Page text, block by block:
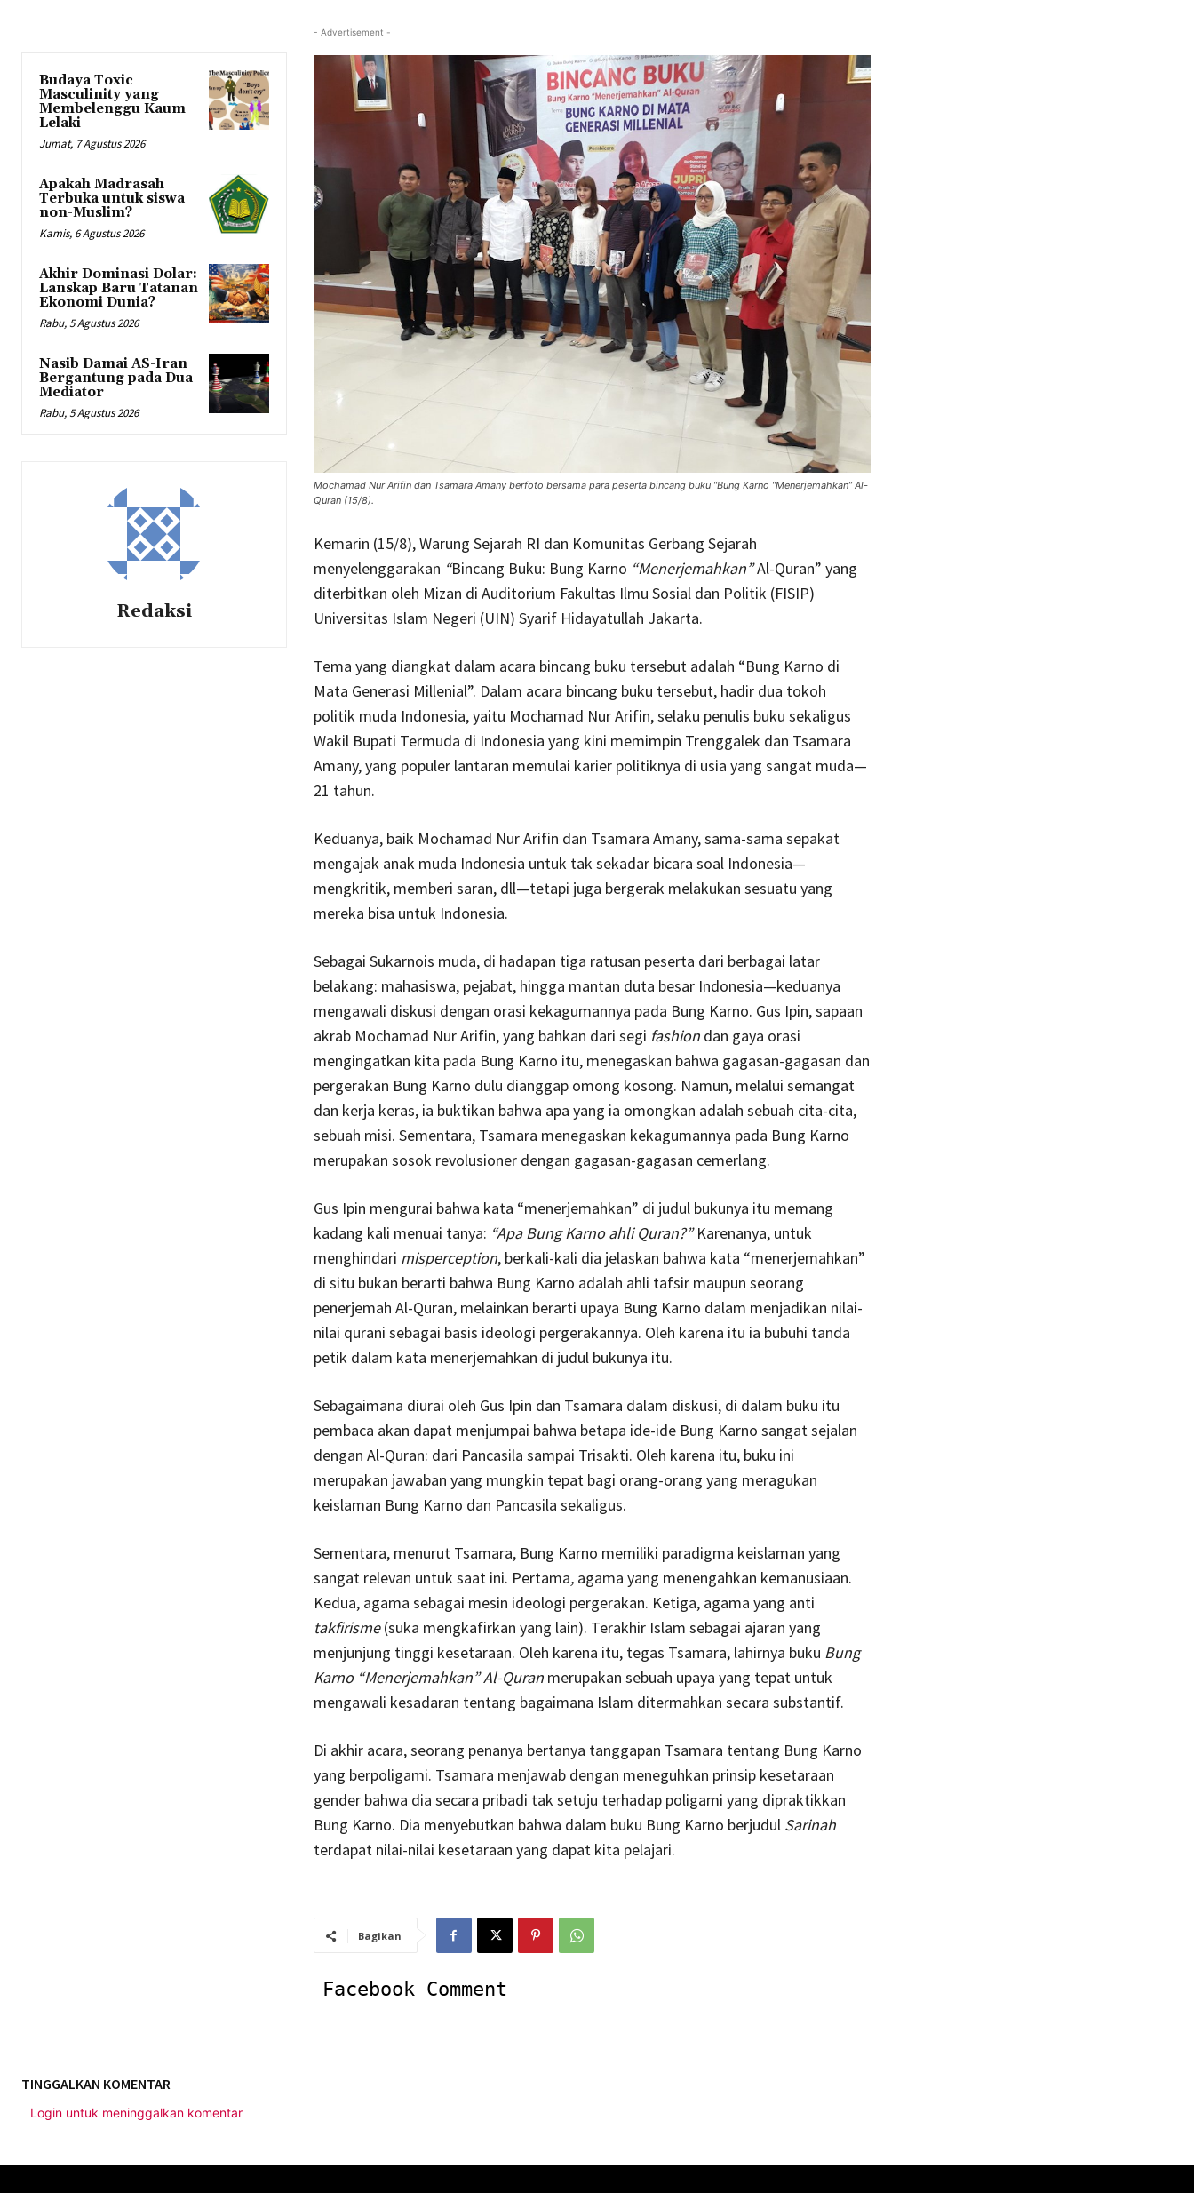
Budaya Toxic
Masculinity yang
Membelenggu Kaum
Lelaki
Jumat, 7 Agustus 2026
Apakah Madrasah
Terbuka untuk siswa
non-Muslim?
Kamis, 6 Agustus 2026
Akhir Dominasi Dolar:
Lanskap Baru Tatanan
Ekonomi Dunia?
Rabu, 5 Agustus 2026
Nasib Damai AS-Iran
Bergantung pada Dua
Mediator
Rabu, 5 Agustus 2026
Redaksi
- Advertisement -
Mochamad Nur Arifin dan Tsamara Amany berfoto bersama para peserta bincang buku “Bung Karno “Menerjemahkan” Al-
Quran (15/8).
Kemarin (15/8), Warung Sejarah RI dan Komunitas Gerbang Sejarah
menyelenggarakan “Bincang Buku: Bung Karno “Menerjemahkan”Al-Quran” yang
diterbitkan oleh Mizan di Auditorium Fakultas Ilmu Sosial dan Politik (FISIP)
Universitas Islam Negeri (UIN) Syarif Hidayatullah Jakarta.
Tema yang diangkat dalam acara bincang buku tersebut adalah “Bung Karno di
Mata Generasi Millenial”. Dalam acara bincang buku tersebut, hadir dua tokoh
politik muda Indonesia, yaitu Mochamad Nur Arifin, selaku penulis buku sekaligus
Wakil Bupati Termuda di Indonesia yang kini memimpin Trenggalek dan Tsamara
Amany, yang populer lantaran memulai karier politiknya di usia yang sangat muda—
21 tahun.
Keduanya, baik Mochamad Nur Arifin dan Tsamara Amany, sama-sama sepakat
mengajak anak muda Indonesia untuk tak sekadar bicara soal Indonesia—
mengkritik, memberi saran, dll—tetapi juga bergerak melakukan sesuatu yang
mereka bisa untuk Indonesia.
Sebagai Sukarnois muda, di hadapan tiga ratusan peserta dari berbagai latar
belakang: mahasiswa, pejabat, hingga mantan duta besar Indonesia—keduanya
mengawali diskusi dengan orasi kekagumannya pada Bung Karno. Gus Ipin, sapaan
akrab Mochamad Nur Arifin, yang bahkan dari segi fashiondan gaya orasi
mengingatkan kita pada Bung Karno itu, menegaskan bahwa gagasan-gagasan dan
pergerakan Bung Karno dulu dianggap omong kosong. Namun, melalui semangat
dan kerja keras, ia buktikan bahwa apa yang ia omongkan adalah sebuah cita-cita,
sebuah misi. Sementara, Tsamara menegaskan kekagumannya pada Bung Karno
merupakan sosok revolusioner dengan gagasan-gagasan cemerlang.
Gus Ipin mengurai bahwa kata “menerjemahkan” di judul bukunya itu memang
kadang kali menuai tanya: “Apa Bung Karno ahli Quran?”Karenanya, untuk
menghindari misperception, berkali-kali dia jelaskan bahwa kata “menerjemahkan”
di situ bukan berarti bahwa Bung Karno adalah ahli tafsir maupun seorang
penerjemah Al-Quran, melainkan berarti upaya Bung Karno dalam menjadikan nilai-
nilai qurani sebagai basis ideologi pergerakannya. Oleh karena itu ia bubuhi tanda
petik dalam kata menerjemahkan di judul bukunya itu.
Sebagaimana diurai oleh Gus Ipin dan Tsamara dalam diskusi, di dalam buku itu
pembaca akan dapat menjumpai bahwa betapa ide-ide Bung Karno sangat sejalan
dengan Al-Quran: dari Pancasila sampai Trisakti. Oleh karena itu, buku ini
merupakan jawaban yang mungkin tepat bagi orang-orang yang meragukan
keislaman Bung Karno dan Pancasila sekaligus.
Sementara, menurut Tsamara, Bung Karno memiliki paradigma keislaman yang
sangat relevan untuk saat ini. Pertama,agama yang menengahkan kemanusiaan.
Kedua, agama sebagai mesin ideologi pergerakan. Ketiga, agama yang anti
takfirisme(suka mengkafirkan yang lain). Terakhir Islam sebagai ajaran yang
menjunjung tinggi kesetaraan. Oleh karena itu, tegas Tsamara, lahirnya buku Bung
Karno “Menerjemahkan” Al-Quran merupakan sebuah upaya yang tepat untuk
mengawali kesadaran tentang bagaimana Islam ditermahkan secara substantif.
Di akhir acara, seorang penanya bertanya tanggapan Tsamara tentang Bung Karno
yang berpoligami. Tsamara menjawab dengan meneguhkan prinsip kesetaraan
gender bahwa dia secara pribadi tak setuju terhadap poligami yang dipraktikkan
Bung Karno. Dia menyebutkan bahwa dalam buku Bung Karno berjudul Sarinah
terdapat nilai-nilai kesetaraan yang dapat kita pelajari.
Bagikan
Facebook Comment
TINGGALKAN KOMENTAR
Login untuk meninggalkan komentar